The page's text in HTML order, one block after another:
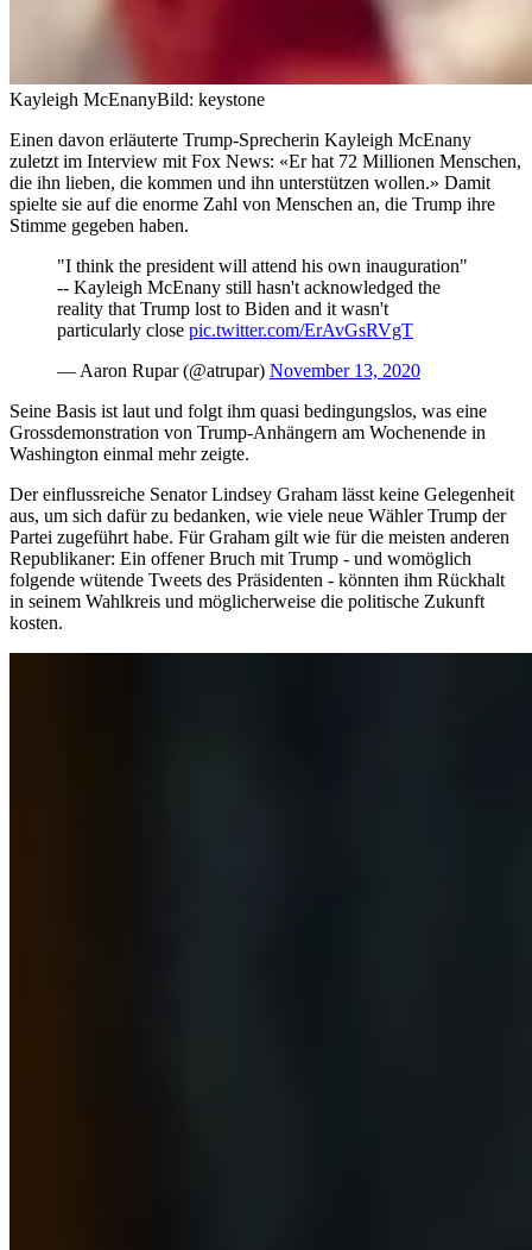
Kayleigh McEnanyBild: keystone
Einen davon erläuterte Trump-Sprecherin Kayleigh McEnany
zuletzt im Interview mit Fox News: «Er hat 72 Millionen Menschen,
die ihn lieben, die kommen und ihn unterstützen wollen.» Damit
spielte sie auf die enorme Zahl von Menschen an, die Trump ihre
Stimme gegeben haben.
"I think the president will attend his own inauguration"
-- Kayleigh McEnany still hasn't acknowledged the
reality that Trump lost to Biden and it wasn't
particularly close pic.twitter.com/ErAvGsRVgT
— Aaron Rupar (@atrupar) November 13, 2020
Seine Basis ist laut und folgt ihm quasi bedingungslos, was eine
Grossdemonstration von Trump-Anhängern am Wochenende in
Washington einmal mehr zeigte.
Der einflussreiche Senator Lindsey Graham lässt keine Gelegenheit
aus, um sich dafür zu bedanken, wie viele neue Wähler Trump der
Partei zugeführt habe. Für Graham gilt wie für die meisten anderen
Republikaner: Ein offener Bruch mit Trump - und womöglich
folgende wütende Tweets des Präsidenten - könnten ihm Rückhalt
in seinem Wahlkreis und möglicherweise die politische Zukunft
kosten.